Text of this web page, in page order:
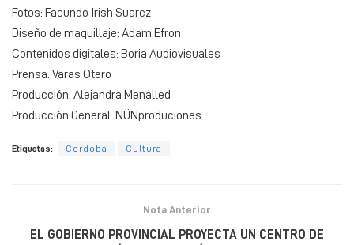
Fotos: Facundo Irish Suarez
Diseño de maquillaje: Adam Efron
Contenidos digitales: Boria Audiovisuales
Prensa: Varas Otero
Producción: Alejandra Menalled
Producción General: NÜNproduciones
Etiquetas: Cordoba Cultura
Nota Anterior
EL GOBIERNO PROVINCIAL PROYECTA UN CENTRO DE